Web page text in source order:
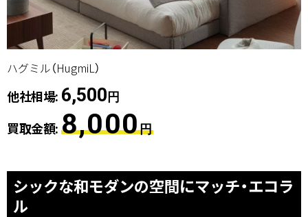
ハグミル（HugmiL）
他社相場: 6,500円
買取金額:8,000円
シックな和モダンの空間にマッチ・エコラ
ル